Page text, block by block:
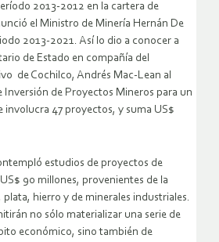
2013-2012 en la cartera de
el Ministro de Minería Hernán De
2013-2021. Así lo dio a conocer a
de Estado en compañía del
de Cochilco, Andrés Mac-Lean al
Inversión de Proyectos Mineros para un
involucra 47 proyectos, y suma US$
estudios de proyectos de
90 millones, provenientes de la
hierro y de minerales industriales.
no sólo materializar una serie de
económico, sino también de